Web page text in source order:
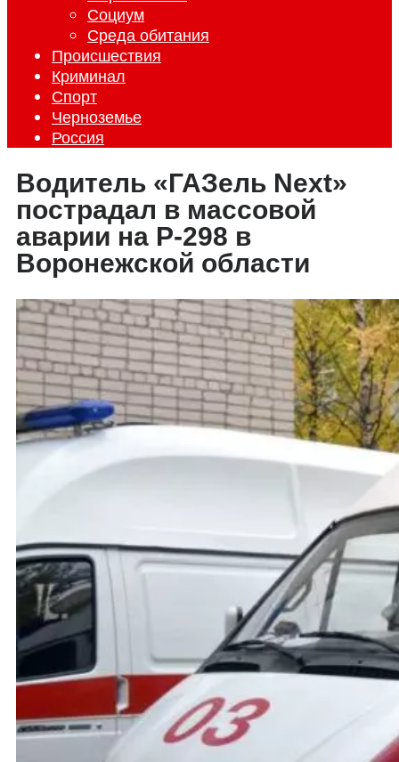
Социум
Среда обитания
Происшествия
Криминал
Спорт
Черноземье
Россия
Водитель «ГАЗель Next»
пострадал в массовой
аварии на Р-298 в
Воронежской области